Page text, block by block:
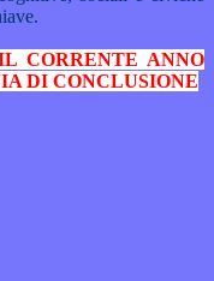
CORRENTE ANNO
DI CONCLUSIONE